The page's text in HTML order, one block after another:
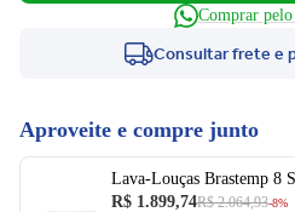
Comprar
Consultar frete e
Aproveite e compre junto
Lava-Louças Brastemp 8
R$ 1.899,74R$ 2.064,93-8%